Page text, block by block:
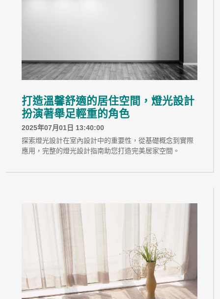
打造溫馨舒適的居住空間，燈光設計
扮演著舉足輕重的角色
2025年07月01日 13:40:00
探索燈光設計在室內設計中的重要性，從基礎概念到實際
應用，完整的燈光設計指南助您打造完美居家空間。